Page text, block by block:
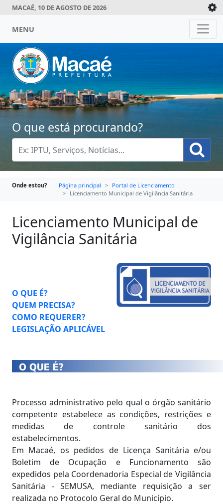
MACAÉ, 10 DE AGOSTO DE 2026
MENU
O que está procurando?
Onde estou? Página principal
Portal de Licenciamento
Licenciamento Municipal de Vigilância Sanitária
Licenciamento Municipal de
Vigilância Sanitária
O QUE É?
QUEM PRECISA?
COMO REQUERER?
LEGISLAÇÃO APLICÁVEL
Processo administrativo pelo qual o órgão sanitário
competente estabelece as condições, restrições e
medidas de controle sanitário dos
estabelecimentos.
Em Macaé, os pedidos de Licença Sanitária e/ou
Boletim de Ocupação e Funcionamento são
expedidos pela Coordenadoria Especial de Vigilância
Sanitária - SEMUSA, mediante requisição a ser
realizada no Protocolo Geral do Município.